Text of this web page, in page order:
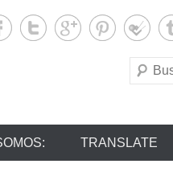
Buscar
TRANSLATE